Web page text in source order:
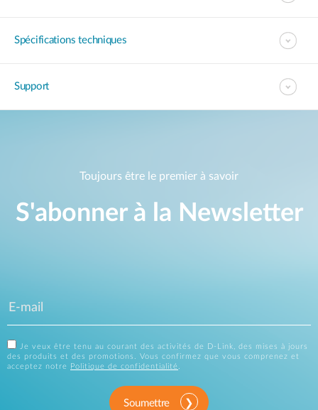
Spécifications techniques
Support
Toujours être le premier à savoir
S'abonner à la Newsletter
Je veux être tenu au courant des activités de D-Link, des mises à jours
des produits et des promotions. Vous confirmez que vous comprenez et
acceptez notre
Politique de confidentialité.
Soumettre